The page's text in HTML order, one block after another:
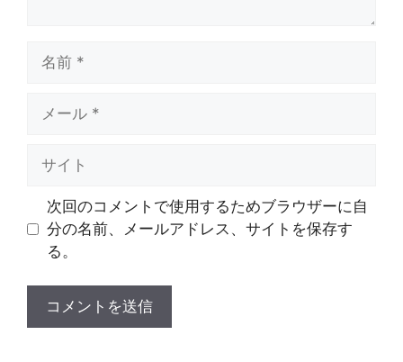
次回のコメントで使用するためブラウザーに自
分の名前、メールアドレス、サイトを保存す
る。